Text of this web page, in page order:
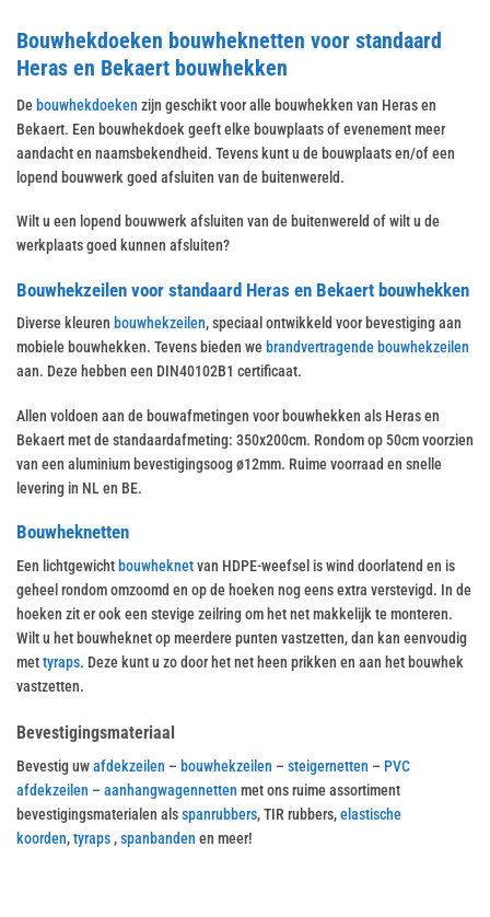
Bouwhekdoeken bouwheknetten voor standaard
Heras en Bekaert bouwhekken
De bouwhekdoeken zijn geschikt voor alle bouwhekken van Heras en
Bekaert. Een bouwhekdoek geeft elke bouwplaats of evenement meer
aandacht en naamsbekendheid. Tevens kunt u de bouwplaats en/of een
lopend bouwwerk goed afsluiten van de buitenwereld.
Wilt u een lopend bouwwerk afsluiten van de buitenwereld of wilt u de
werkplaats goed kunnen afsluiten?
Bouwhekzeilen voor standaard Heras en Bekaert bouwhekken
Diverse kleuren bouwhekzeilen, speciaal ontwikkeld voor bevestiging aan
mobiele bouwhekken. Tevens bieden we brandvertragende bouwhekzeilen
aan. Deze hebben een DIN40102B1 certificaat.
Allen voldoen aan de bouwafmetingen voor bouwhekken als Heras en
Bekaert met de standaardafmeting: 350x200cm. Rondom op 50cm voorzien
van een aluminium bevestigingsoog ø12mm. Ruime voorraad en snelle
levering in NL en BE.
Bouwheknetten
Een lichtgewicht bouwheknetvan HDPE-weefsel is wind doorlatend en is
geheel rondom omzoomd en op de hoeken nog eens extra verstevigd. In de
hoeken zit er ook een stevige zeilring om het net makkelijk te monteren.
Wilt u het bouwheknet op meerdere punten vastzetten, dan kan eenvoudig
mettyraps. Deze kunt u zo door het net heen prikken en aan het bouwhek
vastzetten.
Bevestigingsmateriaal
Bevestig uwafdekzeilen – bouwhekzeilen – steigernetten – PVC
afdekzeilen – aanhangwagennetten met ons ruime assortiment
bevestigingsmaterialen alsspanrubbers, TIR rubbers,elastische
koorden,tyraps ,spanbanden en meer!